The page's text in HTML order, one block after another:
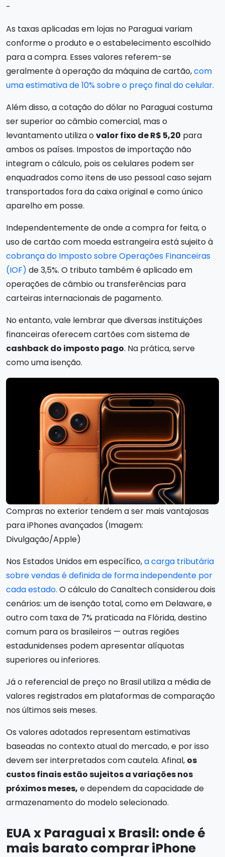
-
As taxas aplicadas em lojas no Paraguai variam
conforme o produto e o estabelecimento escolhido
para a compra. Esses valores referem-se
geralmente à operação da máquina de cartão,com
uma estimativa de 10% sobre o preço final do celular.
Além disso, a cotação do dólar no Paraguai costuma
ser superior ao câmbio comercial, mas o
levantamento utiliza ovalor fixo de R$ 5,20 para
ambos os países. Impostos de importação não
integram o cálculo, pois os celulares podem ser
enquadrados como itens de uso pessoal caso sejam
transportados fora da caixa original e como único
aparelho em posse.
Independentemente de onde a compra for feita, o
uso de cartão com moeda estrangeira está sujeito à
cobrança do Imposto sobre Operações Financeiras
(IOF) de 3,5%. O tributo também é aplicado em
operações de câmbio ou transferências para
carteiras internacionais de pagamento.
No entanto, vale lembrar que diversas instituições
financeiras oferecem cartões com sistema de
cashback do imposto pago. Na prática, serve
como uma isenção.
Compras no exterior tendem a ser mais vantajosas
para iPhones avançados (Imagem:
Divulgação/Apple)
Nos Estados Unidos em específico,a carga tributária
sobre vendas é definida de forma independente por
cada estado. O cálculo do Canaltech considerou dois
cenários: um de isenção total, como em Delaware, e
outro com taxa de 7% praticada na Flórida, destino
comum para os brasileiros — outras regiões
estadunidenses podem apresentar alíquotas
superiores ou inferiores.
Já o referencial de preço no Brasil utiliza a média de
valores registrados em plataformas de comparação
nos últimos seis meses.
Os valores adotados representam estimativas
baseadas no contexto atual do mercado, e por isso
devem ser interpretados com cautela. Afinal, os
custos finais estão sujeitos a variações nos
próximos meses, e dependem da capacidade de
armazenamento do modelo selecionado.
EUA x Paraguai x Brasil: onde é
mais barato comprar iPhone